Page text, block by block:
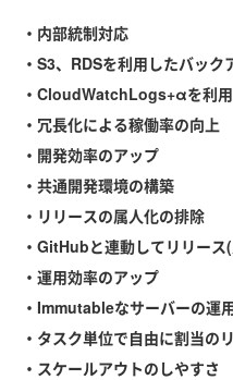
・内部統制対応
・S3、RDSを利用したバック
・CloudWatchLogs+αを利
・冗長化による稼働率の向上
・開発効率のアップ
・共通開発環境の構築
・リリースの属人化の排除
・GitHubと連動してリリース
・運用効率のアップ
・Immutableなサーバーの運
・タスク単位で自由に割当の
・スケールアウトのしやすさ